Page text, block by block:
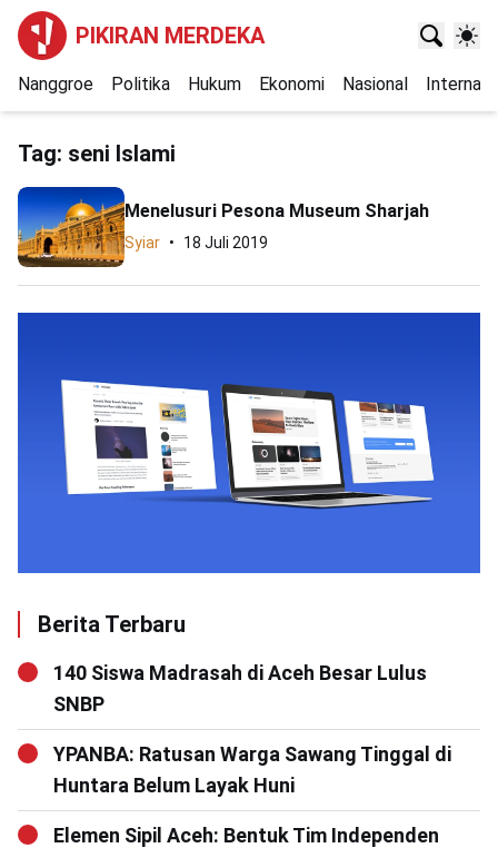
PIKIRAN MERDEKA
Nanggroe Politika Hukum Ekonomi Nasional
Tag: seni Islami
Menelusuri Pesona Museum Sharjah
Syiar 18 Juli 2019
Berita Terbaru
140 Siswa Madrasah di Aceh Besar Lulus
SNBP
YPANBA: Ratusan Warga Sawang Tinggal di
Huntara Belum Layak Huni
Elemen Sipil Aceh: Bentuk Tim Independen